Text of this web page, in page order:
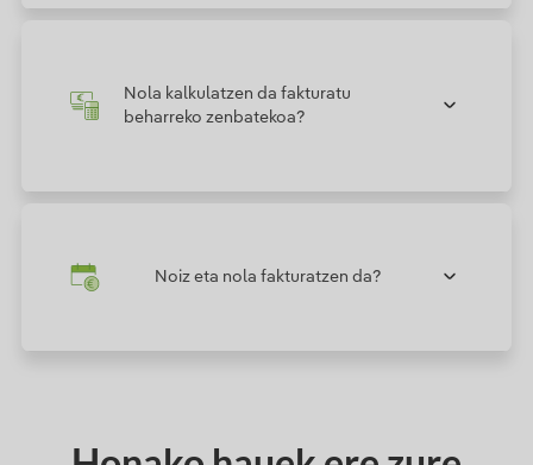
Nola kalkulatzen da fakturatu
beharreko zenbatekoa?
Noiz eta nola fakturatzen da?